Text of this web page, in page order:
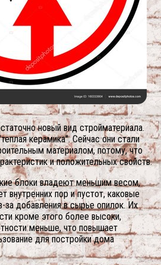
новый вид стройматериала.
керамика". Сейчас они стали
материалом, потому, что
и положительных свойств.
блоки владеют меньшим весом,
внутренних пор и пустот, каковые
за добавления в сырье опилок. Их
кроме этого более высоки,
меньше, что повышает
для постройки дома